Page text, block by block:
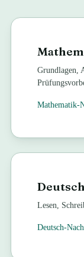
Grundlagen,
Mathematik-
Deutsch
Lesen,
Deutsch-